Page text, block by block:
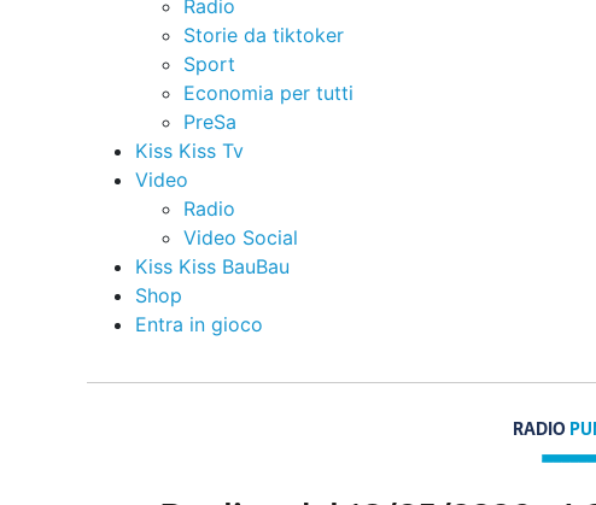
Radio
Storie da tiktoker
Sport
Economia per tutti
PreSa
Kiss Kiss Tv
Video
Radio
Video Social
Kiss Kiss BauBau
Shop
Entra in gioco
RADIO